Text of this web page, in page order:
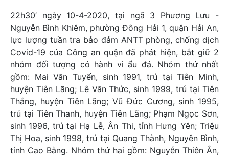
22h30’ ngày 10-4-2020, tại ngã 3 Phương Lưu -
Nguyễn Bình Khiêm, phường Đông Hải 1, quận Hải An,
lực lượng tuần tra bảo đảm ANTT phòng, chống dịch
Covid-19 của Công an quận đã phát hiện, bắt giữ 2
nhóm đối tượng có hành vi ẩu đả. Nhóm thứ nhất
gồm: Mai Văn Tuyến, sinh 1991, trú tại Tiên Minh,
huyện Tiên Lãng; Lê Văn Thức, sinh 1999, trú tại Tiên
Thắng, huyện Tiên Lãng; Vũ Đức Cương, sinh 1995,
trú tại Tiên Thanh, huyện Tiên Lãng; Phạm Ngọc Sơn,
sinh 1996, trú tại Hạ Lễ, Ân Thi, tỉnh Hưng Yên; Triệu
Thị Hoa, sinh 1998, trú tại Quang Thành, Nguyên Bình,
tỉnh Cao Bằng. Nhóm thứ hai gồm: Nguyễn Thiên Ân,